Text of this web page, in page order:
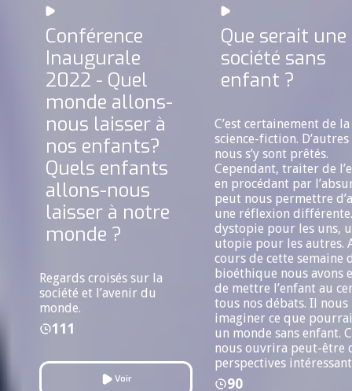
Conférence
Inaugurale
2022 - Quel
monde allons-
nous laisser à
nos enfants?
Quels enfants
allons-nous
laisser à notre
monde ?
Regards croisés sur la
société et l’avenir du
monde.
111
Voir
Que serait une
société sans
enfant ?
C’est certainement de la
science-fiction.
nous s’y sont prêtés.
Cependant, traiter de
en procédant par
peut nous permettre
une réflexion
dystopie pour les uns,
utopie pour les autres.
cours de cette semaine
bioéthique nous avons
de mettre l’enfant au
tous nos débats. Il nous
imaginer ce que
un monde sans enfant.
nous ouvrira peut-être
perspectives
90